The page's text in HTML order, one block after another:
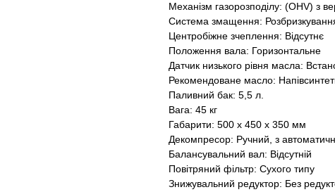
Механізм газорозподілу: (OHV) з
Система змащення:
Центробіжне зчеплення: Відсутнє
Положення вала: Горизонтальне
Датчик низького рівня масла:
Рекомендоване масло:
Паливний бак: 5,5 л.
Вага: 45 кг
Габарити: 500 x 450 x 350 мм
Декомпресор: Ручний, з
Балансувальний вал: Відсутній
Повітряний фільтр: Сухого типу
Знижувальний редуктор: Без